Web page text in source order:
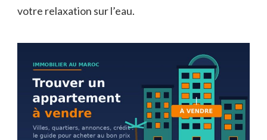
votre relaxation sur l’eau.